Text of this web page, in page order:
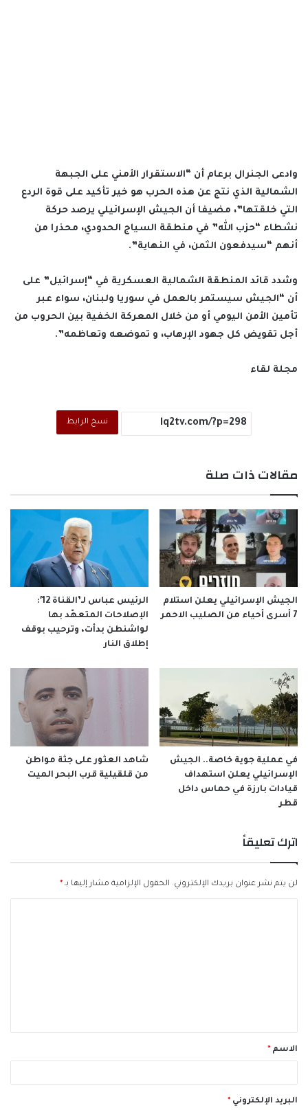
وادعى الجنرال برعام أن “الاستقرار الأمني على الجبهة
الشمالية الذي نتج عن هذه الحرب هو خير تأكيد على قوة الردع
التي خلقتها”، مضيفا أن الجيش الإسرائيلي يرصد حركة
نشطاء “حزب الله” في منطقة السياج الحدودي، محذرا من
أنهم “سيدفعون الثمن، في النهاية”.
وشدد قائد المنطقة الشمالية العسكرية في “إسرائيل” على
أن “الجيش سيستمر بالعمل في سوريا ولبنان، سواء عبر
تأمين الأمن اليومي أو من خلال المعركة الخفية بين الحروب من
أجل تقويض كل جهود الإرهاب، و تموضعه وتعاظمه”.
مجلة لقاء
نسخ الرابط
مقالات ذات صلة
الجيش الإسرائيلي يعلن استلام
7 أسرى أحياء من الصليب الاحمر
الرئيس عباس لـ’القناة 12′:
الإصلاحات المتعهّد بها
لواشنطن بدأت، وترحيب بوقف
إطلاق النار
في عملية جوية خاصة.. الجيش
الإسرائيلي يعلن استهداف
قيادات بارزة في حماس داخل
قطر
شاهد العثور على جثة مواطن
من قلقيلية قرب البحر الميت
اترك تعليقاً
لن يتم نشر عنوان بريدك الإلكتروني. الحقول الإلزامية مشار إليها بـ *
ق
*الاسم *
البريد الإلكتروني *